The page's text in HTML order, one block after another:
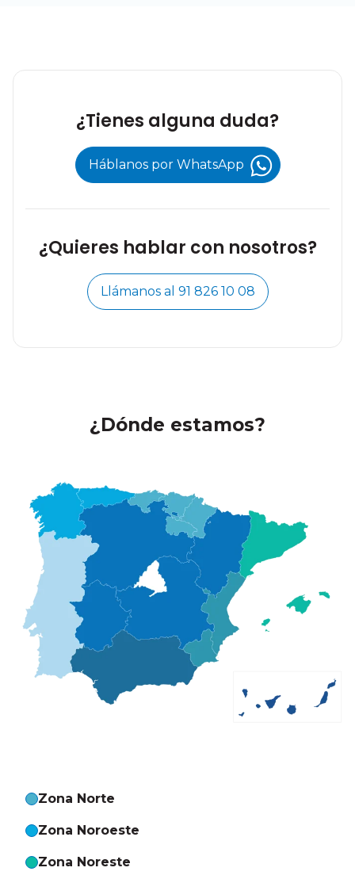
¿Tienes alguna duda?
Háblanos por WhatsApp
¿Quieres hablar con nosotros?
Llámanos al 91 826 10 08
¿Dónde estamos?
Sede Grupo Globartia
Avenida de la Industria, 4.
28010 Alcobendas (Madrid)
Cómo llegar
Zona Norte
Zona Noroeste
Zona Noreste